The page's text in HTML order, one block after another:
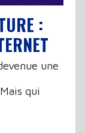
:
une
qui